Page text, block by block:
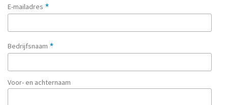
E-mailadres *
Bedrijfsnaam *
Voor- en achternaam